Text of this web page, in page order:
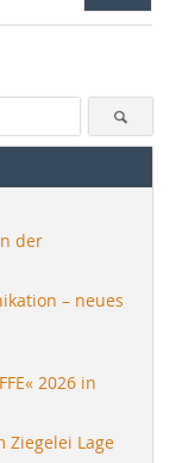
der
– neues
2026 in
Ziegelei Lage